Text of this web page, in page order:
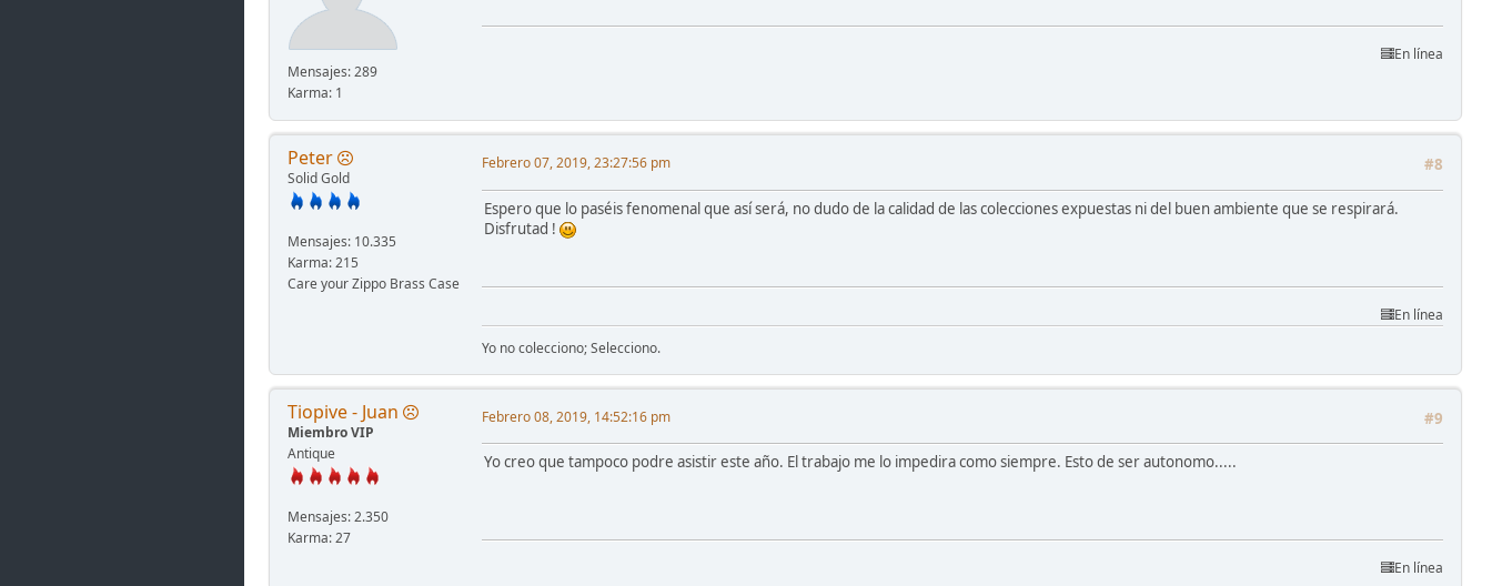
Mensajes: 289
Karma: 1
En línea
Peter
Solid Gold
Mensajes: 10.335
Karma: 215
Care your Zippo Brass Case
#8
Febrero 07, 2019, 23:27:56 pm
Espero que lo paséis fenomenal que así será, no dudo de la calidad de las colecciones expuestas ni del buen ambiente que se respirará.
Disfrutad !
En línea
Yo no colecciono; Selecciono.
Tiopive - Juan
Miembro VIP
Antique
Mensajes: 2.350
Karma: 27
#9
Febrero 08, 2019, 14:52:16 pm
Yo creo que tampoco podre asistir este año. El trabajo me lo impedira como siempre. Esto de ser autonomo.....
En línea